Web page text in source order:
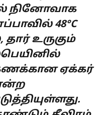
நினோவாக
48°C
உருகும்
ஏக்கர்